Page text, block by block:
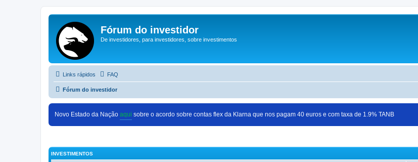
Fórum do investidor
De investidores, para investidores, sobre investimentos
Links rápidos FAQ
Fórum do investidor
Novo Estado da Nação aqui sobre o acordo sobre contas flex da Klarna que nos pagam 40 euros e com taxa de 1.9% TANB
INVESTIMENTOS